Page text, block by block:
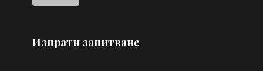
Изпрати запитване